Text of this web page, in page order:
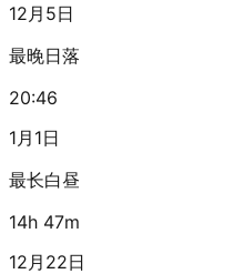
12月5日
最晚日落
20:46
1月1日
最长白昼
14h 47m
12月22日